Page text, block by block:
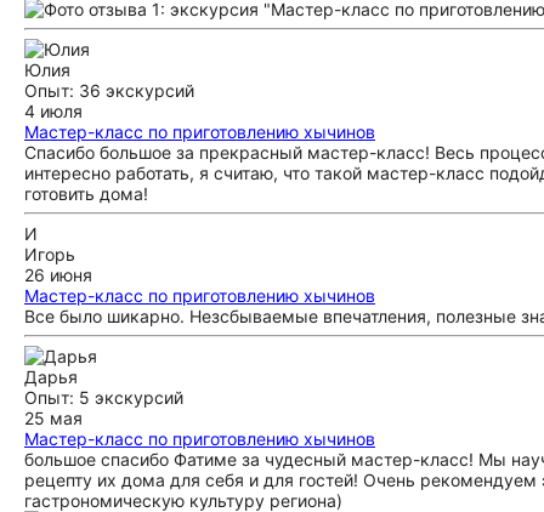
Юлия
Опыт: 36 экскурсий
4 июля
Мастер-класс по приготовлению хычинов
Спасибо большое за прекрасный мастер-класс! Весь
интересно работать, я считаю, что такой мастер-класс
готовить дома!
И
Игорь
26 июня
Мастер-класс по приготовлению хычинов
Все было шикарно. Незсбываемые впечатления, полезные
Дарья
Опыт: 5 экскурсий
25 мая
Мастер-класс по приготовлению хычинов
большое спасибо Фатиме за чудесный мастер-класс! Мы
рецепту их дома для себя и для гостей! Очень рекомендуем
гастрономическую культуру региона)